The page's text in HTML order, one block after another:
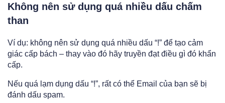
Không nên sử dụng quá nhiều dấu chấm
than
Ví dụ: không nên sử dụng quá nhiều dấu “!” để tạo cảm
giác cấp bách – thay vào đó hãy truyền đạt điều gì đó khẩn
cấp.
Nếu quá lạm dụng dấu “!”, rất có thể Email của bạn sẽ bị
đánh dấu spam.